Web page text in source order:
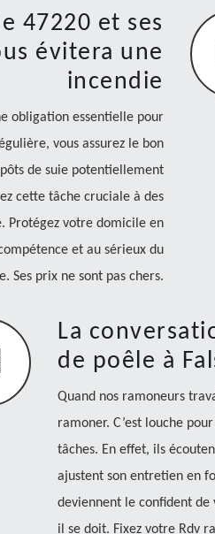
47220 et ses
évitera une
incendie
obligation essentielle pour
vous assurez le bon
de suie potentiellement
cette tâche cruciale à des
Protégez votre domicile en
et au sérieux du
Ses prix ne sont pas chers.
La
de poêle à
Quand nos ramoneurs
ramoner. C’est louche
tâches. En effet, ils
ajustent son entretien en
deviennent le confident
il se doit. Fixez votre Rdv